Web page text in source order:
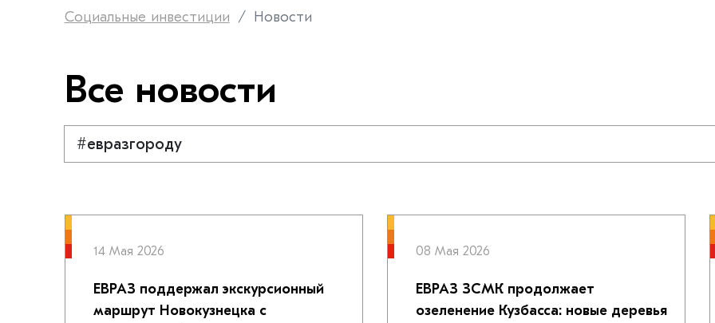
Социальные инвестиции Новости
Все новости
14 Мая 2026
ЕВРАЗ поддержал экскурсионный
маршрут Новокузнецка с
08 Мая 2026
ЕВРАЗ ЗСМК продолжает
озеленение Кузбасса: новые деревья